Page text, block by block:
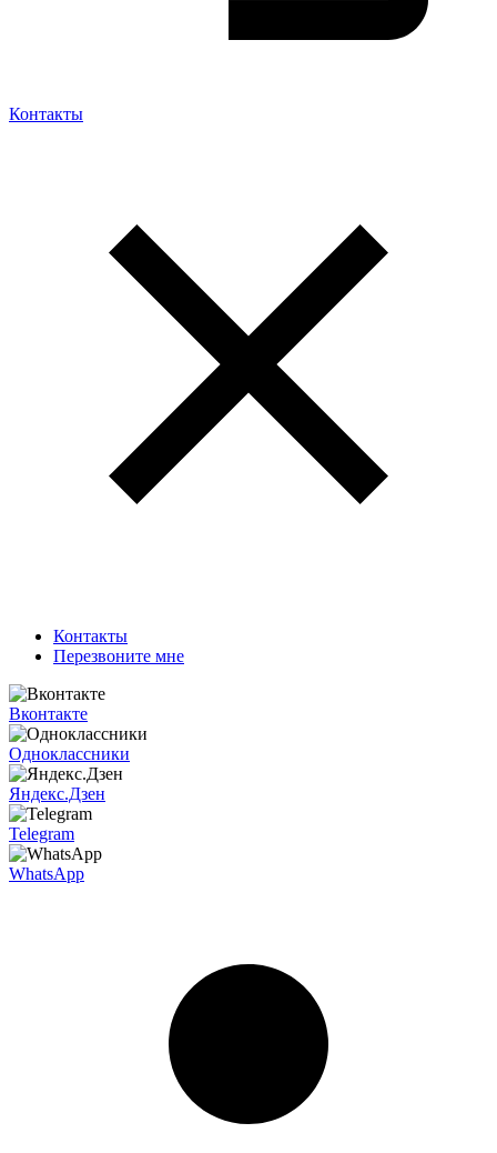
Контакты
Контакты
Перезвоните мне
Вконтакте
Одноклассники
Яндекс.Дзен
Telegram
WhatsApp